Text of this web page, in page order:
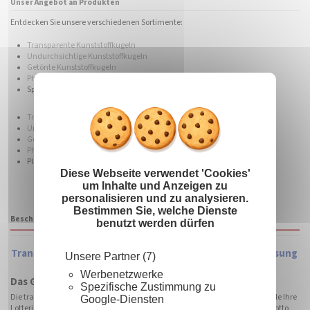
Diese Webseite verwendet 'Cookies'
um Inhalte und Anzeigen zu
personalisieren und zu analysieren.
Bestimmen Sie, welche Dienste
benutzt werden dürfen
Unsere Partner (7)
Werbenetzwerke
Spezifische Zustimmung zu
Google-Diensten
Unser Angebot an Produkten
Entdecken Sie unsere verschiedenen Sortimente:
Transparente Kunststoffkugeln
Undurchsichtige Kunststoffkugeln
Getönte Kunststoffkugeln
Phosphoreszierende Kunststoffkugeln
Spiegelkugeln aus Kunststoff
Transparente Kunststoffblasen
Undurchsichtige Plastikblasen
Getönte Plastikblasen
Phosphoreszierende Kunststoffblasen
Plastikblasen spiegeln
Beschreibung
Transparente Kunststoffschale als Aufsteller für Verlosung
und Lotterieziehung
Das Gewinnerprodukt Ihrer Ziehungen:
Die transparente Kunststoffschale von BallKit ist das ideale Accessoire für alle Ihre